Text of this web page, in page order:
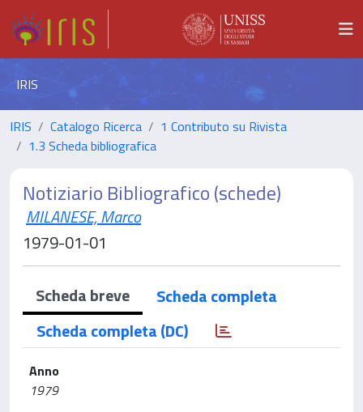
IRIS
IRIS Catalogo Ricerca
1 Contributo su Rivista
1.3 Scheda bibliografica
Notiziario Bibliografico (schede)
MILANESE, Marco
1979-01-01
Scheda breve
Scheda completa
Scheda completa (DC)
Anno
1979